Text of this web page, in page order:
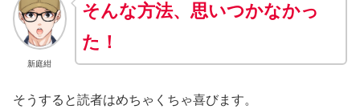
新庭紺
そんな方法、思いつかなかっ
た！
そうすると読者はめちゃくちゃ喜びます。